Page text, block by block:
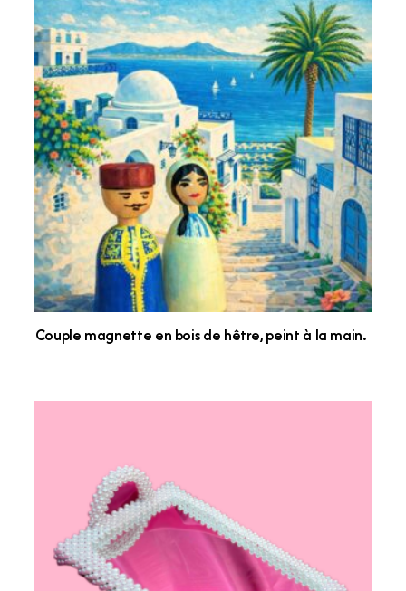
Couple magnette en bois de hêtre, peint à la main.